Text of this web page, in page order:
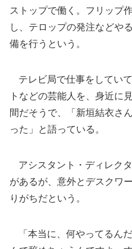
ストップで働く。フリップ
し、テロップの発注などや
備を行うという。
テレビ局で仕事をしてい
トなどの芸能人を、身近に
間だそうで、「新垣結衣さ
った」と語っている。
アシスタント・ディレク
があるが、意外とデスクワ
りがちだという。
「本当に、何やってるん